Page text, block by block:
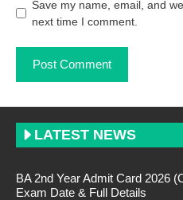
Save my name, email, and
next time I comment.
LATEST NEWS
BA 2nd Year Admit Card 2026
Exam Date & Full Details